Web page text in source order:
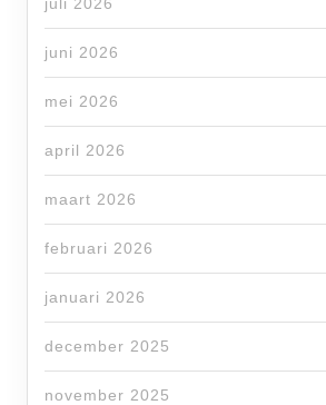
juni 2026
mei 2026
april 2026
maart 2026
februari 2026
januari 2026
december 2025
november 2025